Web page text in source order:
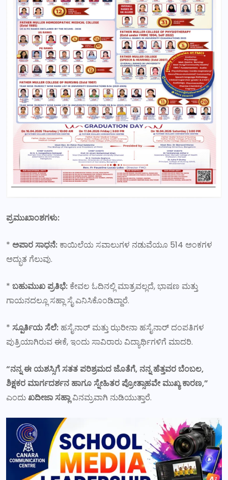
ಪ್ರಮುಖಾಂಶಗಳು:
* ಅಪಾರ ಸಾಧನೆ: ಕಾಯಿಲೆಯ ಸವಾಲುಗಳ ನಡುವೆಯೂ 514 ಅಂಕಗಳ
ಅದ್ಭುತ ಗೆಲುವು.
* ಬಹುಮುಖ ಪ್ರತಿಭೆ: ಕೇವಲ ಓದಿನಲ್ಲಿ ಮಾತ್ರವಲ್ಲದೆ, ಭಾಷಣ ಮತ್ತು
ಗಾಯನದಲ್ಲೂ ಸಹ್ಲಾ ಸೈ ಎನಿಸಿಕೊಂಡಿದ್ದಾರೆ.
* ಸ್ಪೂರ್ತಿಯ ಸೆಲೆ: ಹಸೈನಾರ್ ಮತ್ತು ಝರೀನಾ ಹಸೈನಾರ್ ದಂಪತಿಗಳ
ಪುತ್ರಿಯಾಗಿರುವ ಈಕೆ, ಇಂದು ಸಾವಿರಾರು ವಿದ್ಯಾರ್ಥಿಗಳಿಗೆ ಮಾದರಿ.
“ನನ್ನ ಈ ಯಶಸ್ಸಿಗೆ ಸತತ ಪರಿಶ್ರಮದ ಜೊತೆಗೆ, ನನ್ನ ಹೆತ್ತವರ ಬೆಂಬಲ,
ಶಿಕ್ಷಕರ ಮಾರ್ಗದರ್ಶನ ಹಾಗೂ ಸ್ನೇಹಿತರ ಪ್ರೋತ್ಸಾಹವೇ ಮುಖ್ಯ ಕಾರಣ,”
ಎಂದುಖದೀಜಾ ಸಹ್ಲಾವಿನಮ್ರವಾಗಿ ನುಡಿಯುತ್ತಾರೆ.